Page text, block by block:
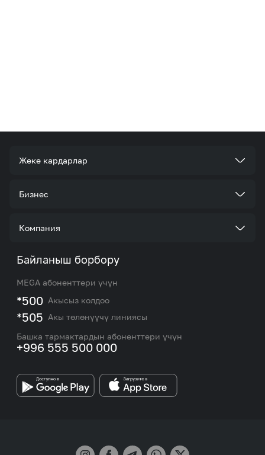
Жеке кардарлар
Тарифтер
Роуминг жана эл аралык чалуулар
eSIM
Номерди тандоо
Бизнес
Корпоративдик кардар болуңуз
M2M
Корпоративдик жана VIP кардарлар менен иштөө
боюнча бөлүмдүн кызматкерлеринин байланыш
маалыматтары.
Компания
Биз жөнүндө
Жаңылыктар
Тармакты камтуу картасы жана тейлөө борборлору
MEGAда иште
MEGA бренди
Байланыш борбору
MEGA абоненттери үчүн
*500 Акысыз колдоо
*505 Акы төлөнүүчү линиясы
Башка тармактардын абоненттери үчүн
+996 555 500 000